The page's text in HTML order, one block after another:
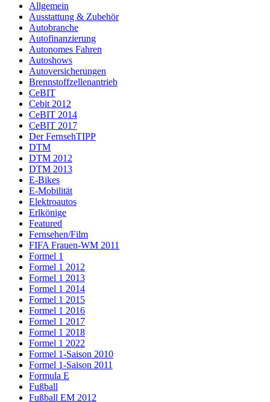
Allgemein
Ausstattung & Zubehör
Autobranche
Autofinanzierung
Autonomes Fahren
Autoshows
Autoversicherungen
Brennstoffzellenantrieb
CeBIT
Cebit 2012
CeBIT 2014
CeBIT 2017
Der FernsehTIPP
DTM
DTM 2012
DTM 2013
E-Bikes
E-Mobilität
Elektroautos
Erlkönige
Featured
Fernsehen/Film
FIFA Frauen-WM 2011
Formel 1
Formel 1 2012
Formel 1 2013
Formel 1 2014
Formel 1 2015
Formel 1 2016
Formel 1 2017
Formel 1 2018
Formel 1 2022
Formel 1-Saison 2010
Formel 1-Saison 2011
Formula E
Fußball
Fußball EM 2012